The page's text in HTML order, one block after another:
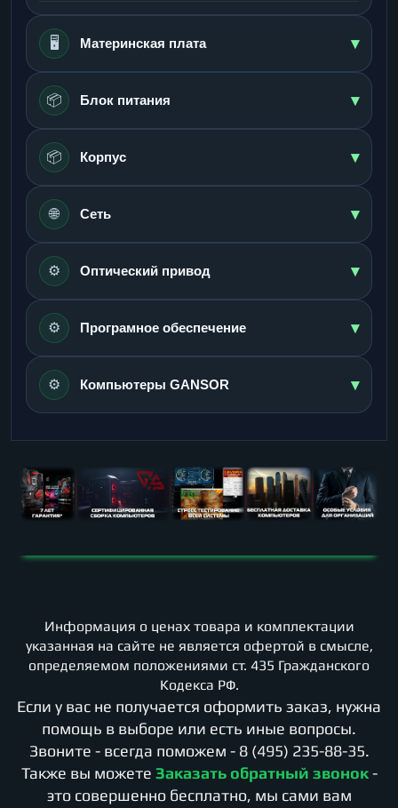
🖥️ Материнская плата ▾
📦 Блок питания ▾
📦 Корпус ▾
🌐 Сеть ▾
⚙️ Оптический привод ▾
⚙️ Програмное обеспечение ▾
⚙️ Компьютеры GANSOR ▾
Информация о ценах товара и комплектации
указанная на сайте не является офертой в смысле,
определяемом положениями ст. 435 Гражданского
Кодекса РФ.
Если у вас не получается оформить заказ, нужна
помощь в выборе или есть иные вопросы.
Звоните - всегда поможем - 8 (495) 235-88-35.
Также вы можете Заказать обратный звонок -
это совершенно бесплатно, мы сами вам